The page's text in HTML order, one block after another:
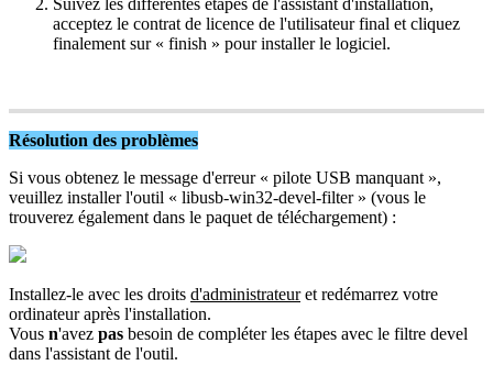
Suivez les différentes étapes de 'assistant d'installation,
acceptez le contrat de licence de l'utilisateur final et cliquez
finalement sur « finish » pour installer le logiciel.
Résolution des problèmes
Si vous obtenez le message d'erreur « pilote USB manquant »,
veuillez installer l'outil « libusb-win32-devel-filter » (vous le
trouverez également dans le paquet de téléchargement) :
Installez-le avec les droits d'administrateur et redémarrez votre
ordinateur après l'installation.
Vous n'avez pas besoin de compléter les étapes avec le filtre devel
dans l'assistant de l'outil.